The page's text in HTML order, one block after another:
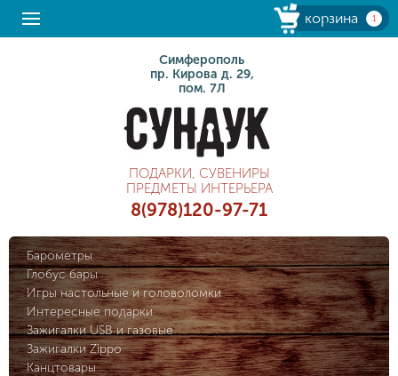
корзина 1
Симферополь
пр. Кирова д. 29,
пом. 7Л
ПОДАРКИ, СУВЕНИРЫ
ПРЕДМЕТЫ ИНТЕРЬЕРА
8(978)120-97-71
Барометры
Глобус бары
Игры настольные и головоломки
Интересные подарки
Зажигалки USB и газовые
Зажигалки Zippo
Канцтовары